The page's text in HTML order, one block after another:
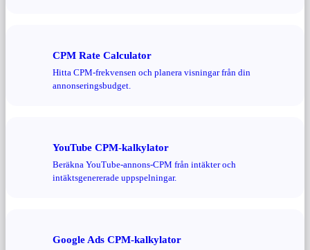
CPM Rate Calculator
Hitta CPM-frekvensen och planera visningar från din
annonseringsbudget.
YouTube CPM-kalkylator
Beräkna YouTube-annons-CPM från intäkter och
intäktsgenererade uppspelningar.
Google Ads CPM-kalkylator